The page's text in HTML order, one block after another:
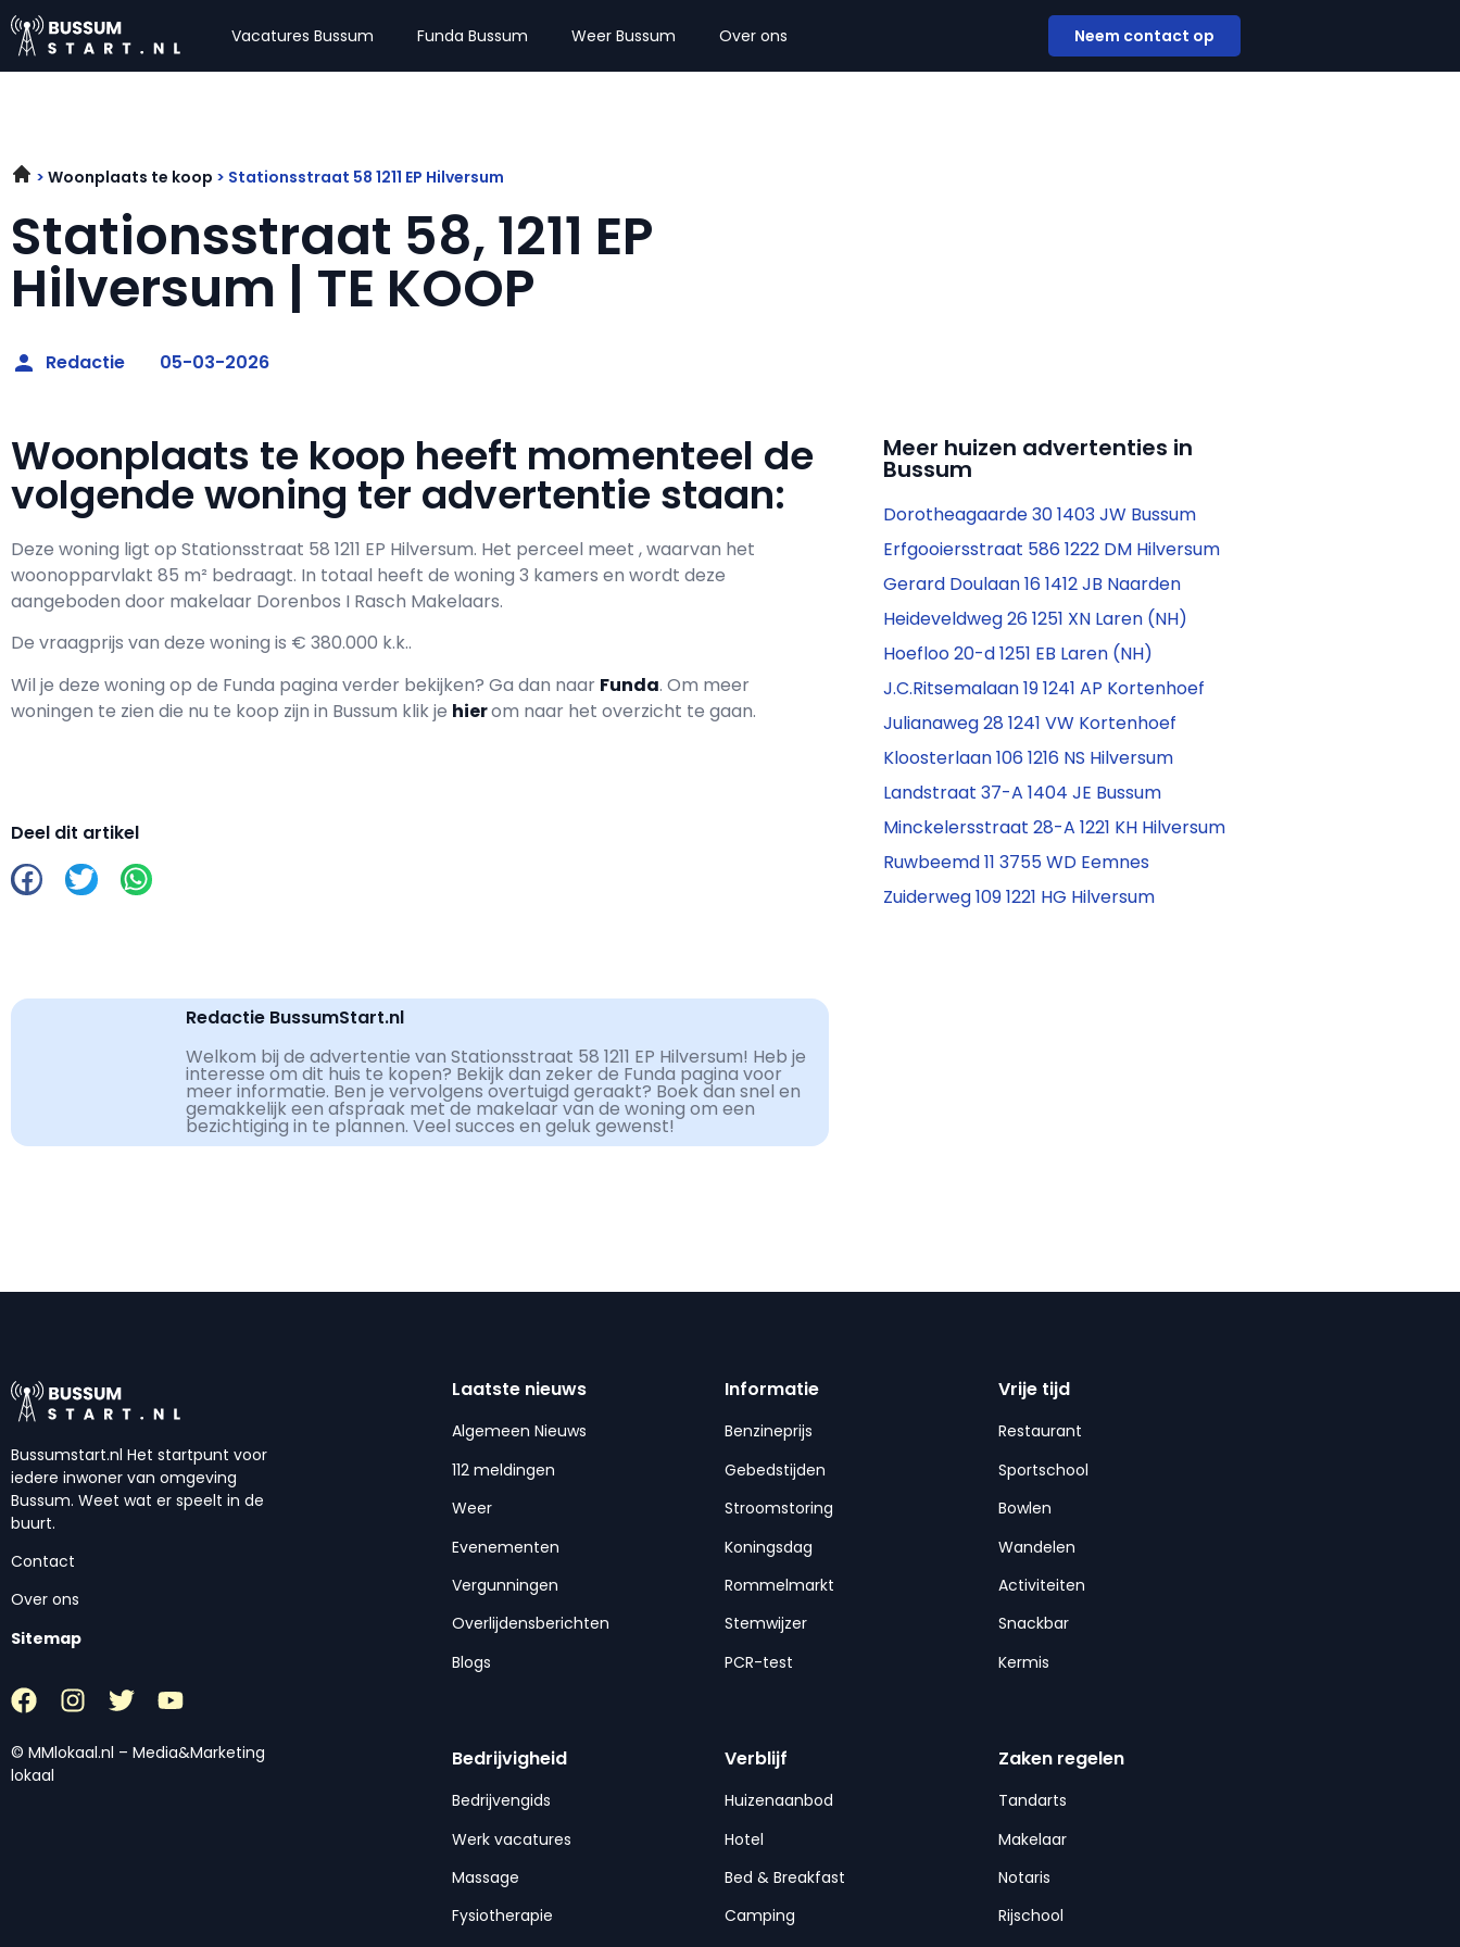
Vacatures Bussum Funda Bussum Weer Bussum Over ons Neem contact op
Woonplaats te koop Stationsstraat 58 1211 EP Hilversum
Stationsstraat 58, 1211 EP
Hilversum | TE KOOP
Redactie 05-03-2026
Woonplaats te koop heeft momenteel de
volgende woning ter advertentie staan:
Deze woning ligt op Stationsstraat 58 1211 EP Hilversum. Het perceel meet , waarvan het
woonopparvlakt 85 m² bedraagt. In totaal heeft de woning 3 kamers en wordt deze
aangeboden door makelaar Dorenbos I Rasch Makelaars.
De vraagprijs van deze woning is € 380.000 k.k..
Wil je deze woning op de Funda pagina verder bekijken? Ga dan naar Funda. Om meer
woningen te zien die nu te koop zijn in Bussum klik je hierom naar het overzicht te gaan.
Deel dit artikel
Redactie BussumStart.nl
Welkom bij de advertentie van Stationsstraat 58 1211 EP Hilversum! Heb je
interesse om dit huis te kopen? Bekijk dan zeker de Funda pagina voor
meer informatie. Ben je vervolgens overtuigd geraakt? Boek dan snel en
gemakkelijk een afspraak met de makelaar van de woning om een
bezichtiging in te plannen. Veel succes en geluk gewenst!
Meer huizen advertenties in
Bussum
Dorotheagaarde 30 1403 JW Bussum
Erfgooiersstraat 586 1222 DM Hilversum
Gerard Doulaan 16 1412 JB Naarden
Heideveldweg 26 1251 XN Laren (NH)
Hoefloo 20-d 1251 EB Laren (NH)
J.C.Ritsemalaan 19 1241 AP Kortenhoef
Julianaweg 28 1241 VW Kortenhoef
Kloosterlaan 106 1216 NS Hilversum
Landstraat 37-A 1404 JE Bussum
Minckelersstraat 28-A 1221 KH Hilversum
Ruwbeemd 11 3755 WD Eemnes
Zuiderweg 109 1221 HG Hilversum
Bussumstart.nl Het startpunt voor
iedere inwoner van omgeving
Bussum. Weet wat er speelt in de
buurt.
Contact
Over ons
Sitemap
© MMlokaal.nl – Media&Marketing
lokaal
Laatste nieuws
Algemeen Nieuws
112 meldingen
Weer
Evenementen
Vergunningen
Overlijdensberichten
Blogs
Informatie
Benzineprijs
Gebedstijden
Stroomstoring
Koningsdag
Rommelmarkt
Stemwijzer
PCR-test
Vrije tijd
Restaurant
Sportschool
Bowlen
Wandelen
Activiteiten
Snackbar
Kermis
Bedrijvigheid
Bedrijvengids
Werk vacatures
Massage
Fysiotherapie
Verblijf
Huizenaanbod
Hotel
Bed & Breakfast
Camping
Zaken regelen
Tandarts
Makelaar
Notaris
Rijschool